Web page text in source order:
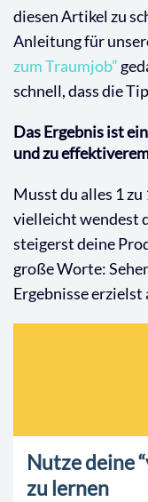
diesen Artikel zu
Anleitung für
zum Traumjob”
schnell, dass die
Das Ergebnis ist
und zu
Musst du alles 1 zu
vielleicht wendest
steigerst deine
große Worte:
Ergebnisse erzielst
Nutze deine
zu lernen